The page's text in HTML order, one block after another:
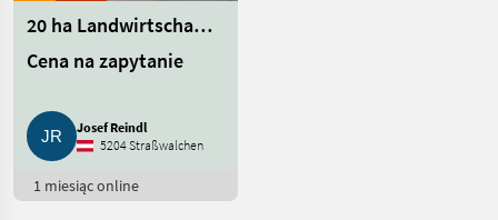
Marketplace
Oferty
dealerów
20 ha Landwirtschaftsbetrieb mit Bauernhaus und Laufstall
Cena na zapytanie
Josef Reindl
5204 Straßwalchen
1 miesiąc online